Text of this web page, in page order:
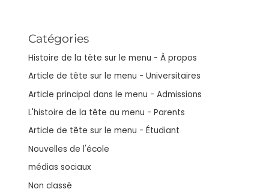
Catégories
Histoire de la tête sur le menu - À propos
Article de tête sur le menu - Universitaires
Article principal dans le menu - Admissions
L'histoire de la tête au menu - Parents
Article de tête sur le menu - Étudiant
Nouvelles de l'école
médias sociaux
Non classé